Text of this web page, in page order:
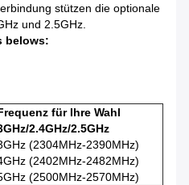
stützen die optionale
und 2.5GHz.
belows:
für Ihre Wahl
2.4GHz/2.5GHz
(2304MHz-2390MHz)
(2402MHz-2482MHz)
(2500MHz-2570MHz)